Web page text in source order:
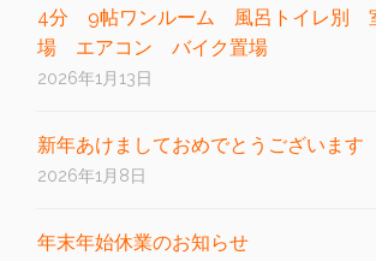
4分 9帖ワンルーム 風呂トイレ別
場 エアコン バイク置場
2026年1月13日
新年あけましておめでとうございます
2026年1月8日
年末年始休業のお知らせ